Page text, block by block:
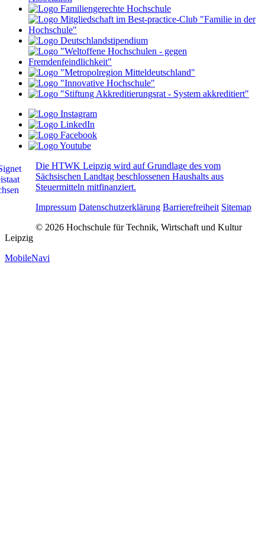
Die HTWK Leipzig wird auf Grundlage des vom
Sächsischen Landtag beschlossenen Haushalts aus
Steuermitteln mitfinanziert.
Impressum Datenschutzerklärung Barrierefreiheit Sitemap
© 2026 Hochschule für Technik, Wirtschaft und Kultur
Leipzig
MobileNavi